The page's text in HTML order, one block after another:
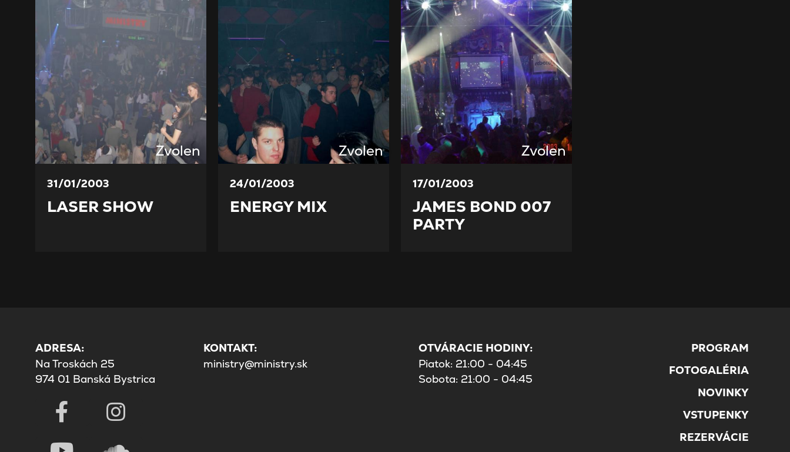
Zvolen
31/01/2003
LASER SHOW
Zvolen
24/01/2003
ENERGY MIX
Zvolen
17/01/2003
JAMES BOND 007
PARTY
ADRESA:
Na Troskách 25
974 01 Banská Bystrica
KONTAKT:
ministry@ministry.sk
OTVÁRACIE HODINY:
Piatok: 21:00 - 04:45
Sobota: 21:00 - 04:45
PROGRAM
FOTOGALÉRIA
NOVINKY
VSTUPENKY
REZERVÁCIE